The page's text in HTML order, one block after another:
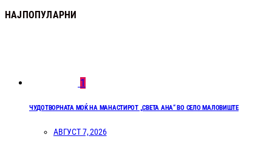
НАЈПОПУЛАРНИ
1
ЧУДОТВОРНАТА МОЌ НА МАНАСТИРОТ „СВЕТА АНА“ ВО СЕЛО МАЛОВИШТЕ
АВГУСТ 7, 2026